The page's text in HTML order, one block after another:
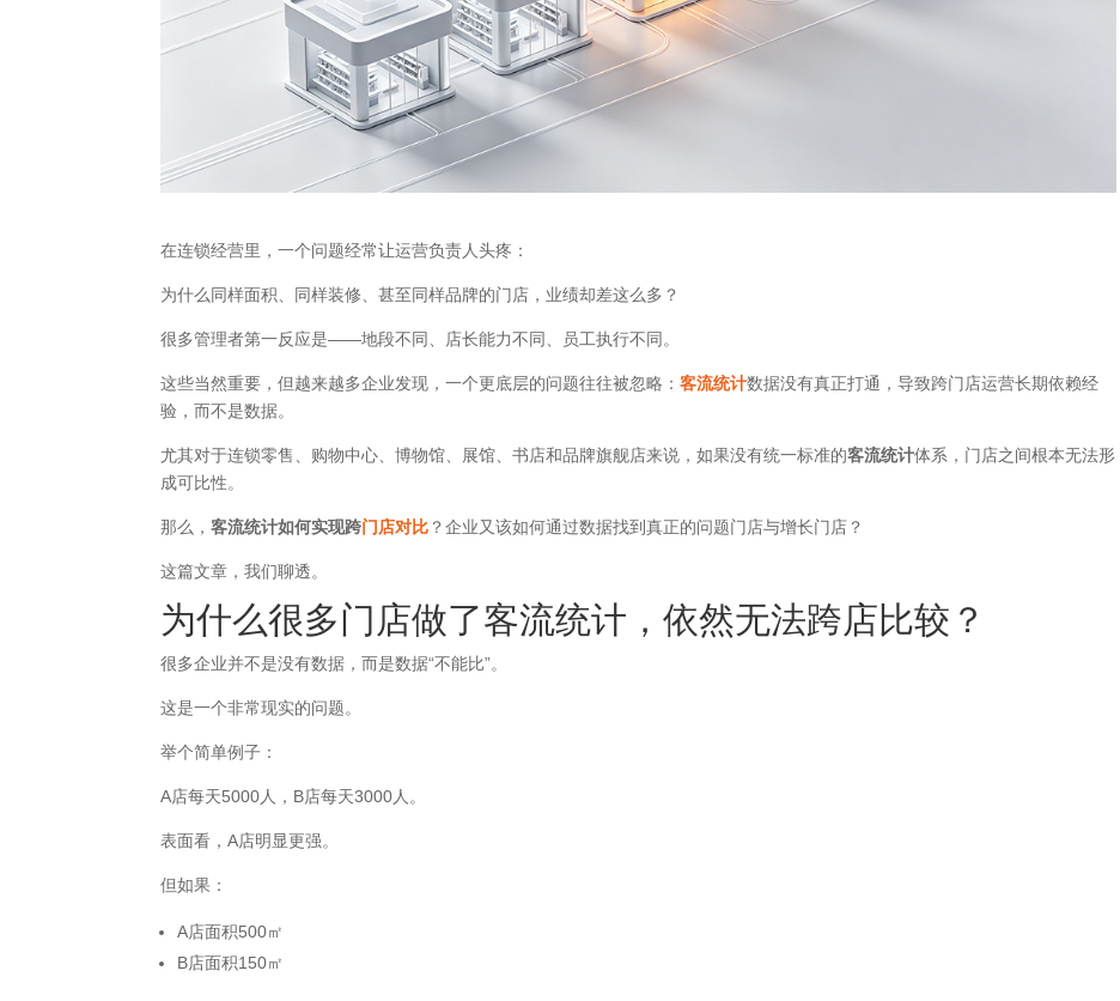
在连锁经营里，一个问题经常让运营负责人头疼：
为什么同样面积、同样装修、甚至同样品牌的门店，业绩却差这么多？
很多管理者第一反应是——地段不同、店长能力不同、员工执行不同。
这些当然重要，但越来越多企业发现，一个更底层的问题往往被忽略：客流统计数据没有真正打通，导致跨门店运营长期依赖经
验，而不是数据。
尤其对于连锁零售、购物中心、博物馆、展馆、书店和品牌旗舰店来说，如果没有统一标准的客流统计体系，门店之间根本无法形
成可比性。
那么，客流统计如何实现跨门店对比 ？企业又该如何通过数据找到真正的问题门店与增长门店？
这篇文章，我们聊透。
为什么很多门店做了客流统计，依然无法跨店比较？
很多企业并不是没有数据，而是数据“不能比”。
这是一个非常现实的问题。
举个简单例子：
A店每天5000人，B店每天3000人。
表面看，A店明显更强。
但如果：
A店面积500㎡
B店面积150㎡